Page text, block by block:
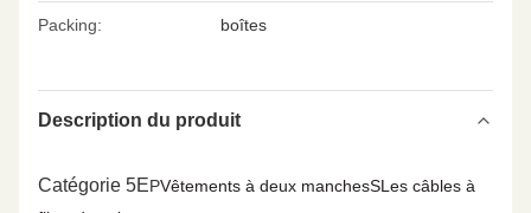
Packing: boîtes
Description du produit
Catégorie 5EPVêtements à deux manchesSLes câbles à